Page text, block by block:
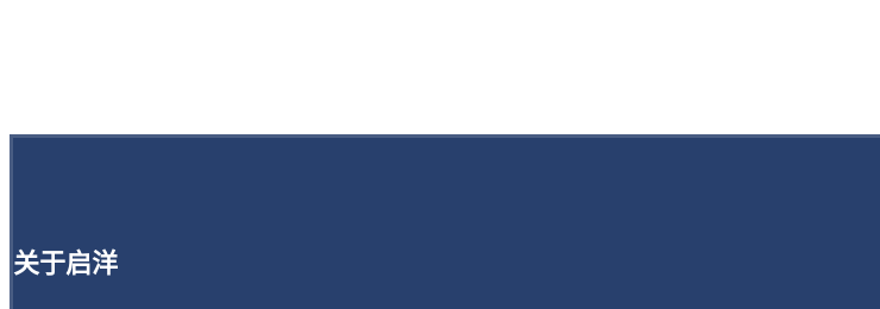
关于启洋